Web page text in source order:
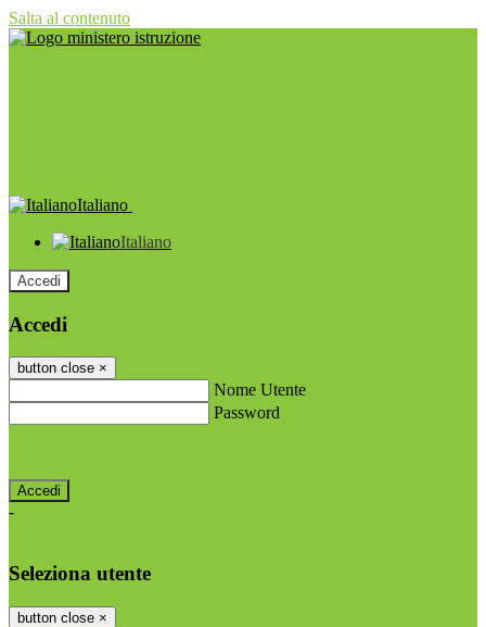
Salta al contenuto
Italiano
Italiano
Accedi
Accedi
button close ×
Nome Utente
Password
-
Seleziona utente
button close ×